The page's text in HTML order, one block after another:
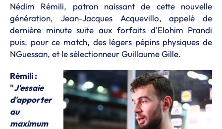
Nédim Rémili, patron naissant de cette nouvelle
génération, Jean-Jacques Acquevillo, appelé de
dernière minute suite aux forfaits d'Elohim Prandi
puis, pour ce match, des légers pépins physiques de
NGuessan, et le sélectionneur Guillaume Gille.
Rémili :
"J'essaie
d'apporter
au
maximum